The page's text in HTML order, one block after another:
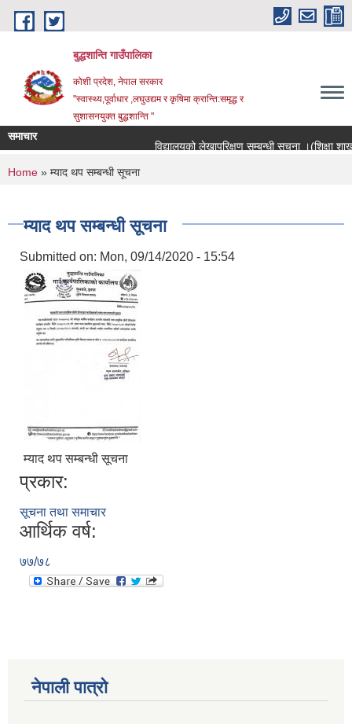
Skip to main content
बुद्धशान्ति गाउँपालिका
कोशी प्रदेश, नेपाल सरकार
"स्वास्थ्य,पूर्वाधार ,लघुउद्यम र कृषिमा क्रान्ति:समृद्ध र
सुशासनयुक्त बुद्धशान्ति "
समाचार
विद्यालयको लेखापरिक्षण सम्बन्धी सूचना ।(शिक्षा शाखा)
You are here
Home » म्याद थप सम्बन्धी सूचना
म्याद थप सम्बन्धी सूचना
Submitted on: Mon, 09/14/2020 - 15:54
म्याद थप सम्बन्धी सूचना
प्रकार:
सूचना तथा समाचार
आर्थिक वर्ष:
७७/७८
नेपाली पात्रो